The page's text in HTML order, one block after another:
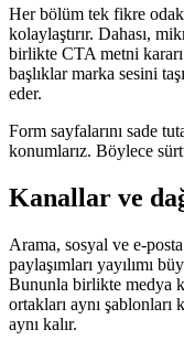
Her bölüm tek fikre
kolaylaştırır. Dahası,
birlikte CTA metni kararı
başlıklar marka sesini
eder.
Form sayfalarını sade
konumlarız. Böylece
Kanallar ve
Arama, sosyal ve e-
paylaşımları yayılımı
Bununla birlikte medya
ortakları aynı
aynı kalır.